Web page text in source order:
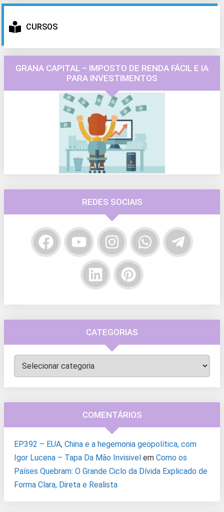
CURSOS
GRANA CAPITAL – IMPOSTO DE RENDA FÁCIL E IA
PARA INVESTIMENTOS
REDES SOCIAIS
CATEGORIAS
Categorias
COMENTÁRIOS
EP.392 – EUA, China e a hegemonia geopolítica, com
Igor Lucena – Tapa Da Mão Invisivel em Como os
Países Quebram: O Grande Ciclo da Dívida Explicado de
Forma Clara, Direta e Realista